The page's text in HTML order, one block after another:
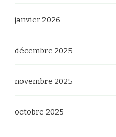
janvier 2026
décembre 2025
novembre 2025
octobre 2025